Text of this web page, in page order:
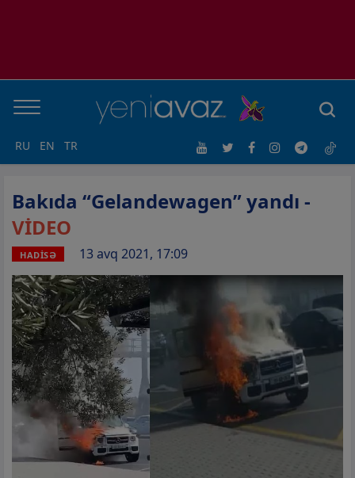
RU EN TR
Bakıda “Gelandewagen” yandı -
VİDEO
HADİSƏ 13 avq 2021, 17:09